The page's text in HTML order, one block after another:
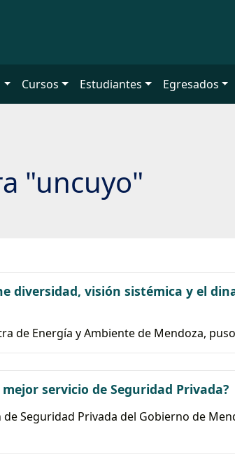
Cursos Estudiantes Egresados
"uncuyo"
diversidad, visión sistémica y el
de Energía y Ambiente de Mendoza,
servicio de Seguridad Privada?
de Seguridad Privada del Gobierno de